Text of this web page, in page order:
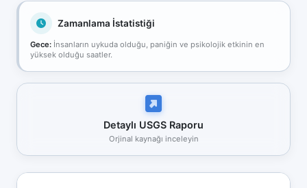
Zamanlama İstatistiği
Gece: İnsanların uykuda olduğu, paniğin ve psikolojik etkinin en
yüksek olduğu saatler.
Detaylı USGS Raporu
Orjinal kaynağı inceleyin